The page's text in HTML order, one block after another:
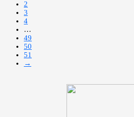
2
3
4
…
49
50
51
→